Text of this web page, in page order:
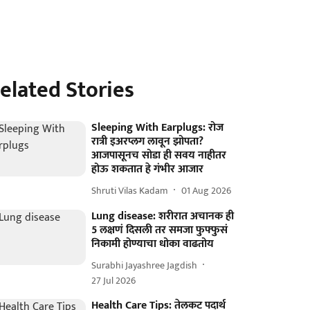
Stories
Sleeping With Earplugs: रोज
रात्री इअरप्लग लावून झोपता?
आजपासूनच सोडा ही सवय नाहीतर
होऊ शकतात हे गंभीर आजार
Shruti Vilas Kadam 01 Aug 2026
Lung disease: शरीरात अचानक ही
5 लक्षणं दिसली तर समजा फुफ्फुसं
निकामी होण्याचा धोका वाढतोय
Surabhi Jayashree Jagdish
27 Jul 2026
Health Care Tips: तेलकट पदार्थ